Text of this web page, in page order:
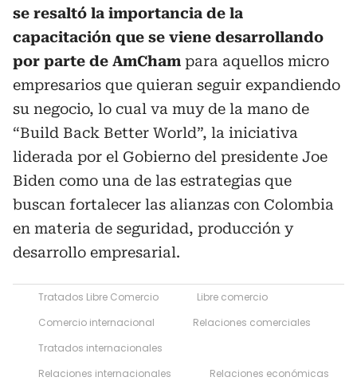
se resaltó la importancia de la
capacitación que se viene desarrollando
por parte de AmCham para aquellos micro
empresarios que quieran seguir expandiendo
su negocio, lo cual va muy de la mano de
“Build Back Better World”, la iniciativa
liderada por el Gobierno del presidente Joe
Biden como una de las estrategias que
buscan fortalecer las alianzas con Colombia
en materia de seguridad, producción y
desarrollo empresarial.
Tratados Libre Comercio
Libre comercio
Comercio internacional
Relaciones comerciales
Tratados internacionales
Relaciones internacionales
Relaciones económicas